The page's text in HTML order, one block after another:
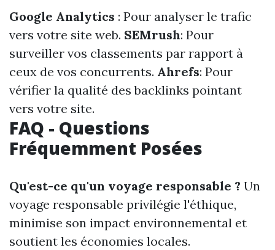
Google Analytics : Pour analyser le trafic
vers votre site web. SEMrush: Pour
surveiller vos classements par rapport à
ceux de vos concurrents. Ahrefs: Pour
vérifier la qualité des backlinks pointant
vers votre site.
FAQ - Questions
Fréquemment Posées
Qu'est-ce qu'un voyage responsable ? Un
voyage responsable privilégie l'éthique,
minimise son impact environnemental et
soutient les économies locales.